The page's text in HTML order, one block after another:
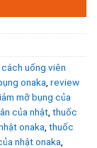
cách uống viên
onaka review
mỡ bụng của
của nhật thuốc
onaka thuốc
nhật onaka